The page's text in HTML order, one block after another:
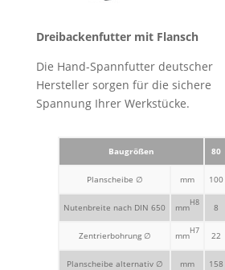
Dreibackenfutter mit Flansch
Die Hand-Spannfutter deutscher
Hersteller sorgen für die sichere
Spannung Ihrer Werkstücke.
Baugrößen 80
Planscheibe ∅ mm 100
Nutenbreite nach DIN 650 mmH8 8
Zentrierbohrung ∅ mmH7 22
Planscheibe alternativ ∅ mm 158